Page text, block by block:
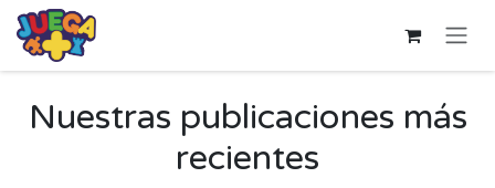
Ir al contenido
Nuestras publicaciones más
recientes